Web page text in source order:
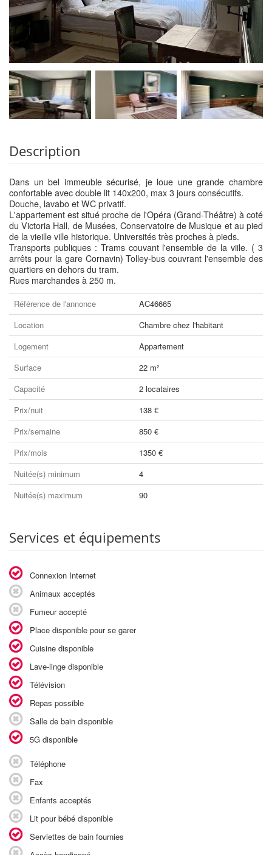
Description
Dans un bel immeuble sécurisé, je loue une grande chambre
confortable avec double lit 140x200, max 3 jours consécutifs.
Douche, lavabo et WC privatif.
L'appartement est situé proche de l'Opéra (Grand-Théâtre) à coté
du Victoria Hall, de Musées, Conservatoire de Musique et au pied
de la vieille ville historique. Universités très proches à pieds.
Transports publiques : Trams couvant l'ensemble de la viile. ( 3
arrêts pour la gare Cornavin) Tolley-bus couvrant l'ensemble des
quartiers en dehors du tram.
Rues marchandes à 250 m.
Référence de l'annonce
AC46665
Location
Chambre chez l'habitant
Logement
Appartement
Surface
22 m²
Capacité
2 locataires
Prix/nuit
138 €
Prix/semaine
850 €
Prix/mois
1350 €
Nuitée(s) minimum
4
Nuitée(s) maximum
90
Services et équipements
Connexion Internet
Animaux acceptés
Fumeur accepté
Place disponible pour se garer
Cuisine disponible
Lave-linge disponible
Télévision
Repas possible
Salle de bain disponible
5G disponible
Téléphone
Fax
Enfants acceptés
Lit pour bébé disponible
Serviettes de bain fournies